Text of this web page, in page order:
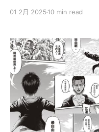
點是教會讀者怎麼做，
個人都不同，如果你是
這本書！ 創業者總是以為，只要再拼一點、多擠出一些時
間，就能擺脫忙碌，但
「忙碌感」綁架，認為
實，這背後常藏著一種
入時間就能解決問題，卻反
迷思，應用 DRIP 矩陣 書中最核心的觀念就是「Audit-
Transfer-Fill」的買回原則，也就是
01 2月 2025 10 min read